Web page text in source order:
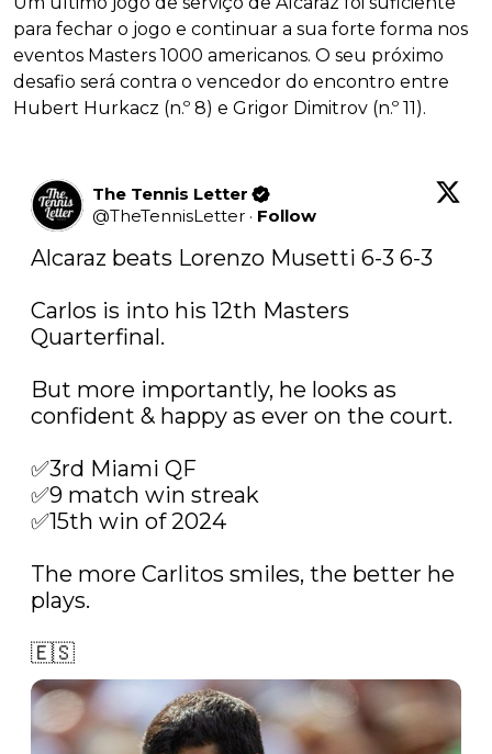
para fechar o jogo e continuar a sua forte forma nos
eventos Masters 1000 americanos. O seu próximo
desafio será contra o vencedor do encontro entre
Hubert Hurkacz (n.º 8) e Grigor Dimitrov (n.º 11).
The Tennis Letter
@TheTennisLetter · Follow
Alcaraz beats Lorenzo Musetti 6-3 6-3
Carlos is into his 12th Masters
Quarterfinal.
But more importantly, he looks as
confident & happy as ever on the court.
✅3rd Miami QF
✅9 match win streak
✅15th win of 2024
The more Carlitos smiles, the better he
plays.
🇪🇸